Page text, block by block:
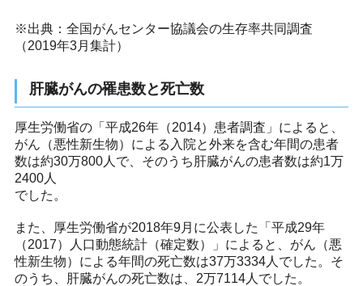
※出典：全国がんセンター協議会の生存率共同調査
（2019年3月集計）
肝臓がんの罹患数と死亡数
厚生労働省の「平成26年（2014）患者調査」によると、
がん（悪性新生物）による入院と外来を含む年間の患者
数は約30万800人で、そのうち肝臓がんの患者数は約1万
2400人
でした。
また、厚生労働省が2018年9月に公表した「平成29年
（2017）人口動態統計（確定数）」によると、がん（悪
性新生物）による年間の死亡数は37万3334人でした。そ
のうち、肝臓がんの死亡数は、2万7114人でした。